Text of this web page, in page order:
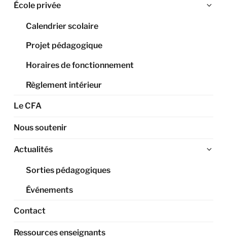
École privée
Calendrier scolaire
Projet pédagogique
Horaires de fonctionnement
Règlement intérieur
Le CFA
Nous soutenir
Actualités
Sorties pédagogiques
Événements
Contact
Ressources enseignants